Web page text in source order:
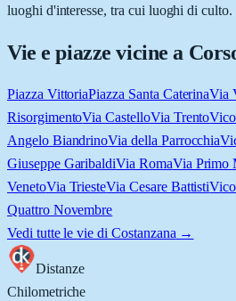
luoghi d'interesse, tra cui luoghi di culto.
Vie e piazze vicine a
Piazza VittoriaPiazza Santa CaterinaVia
RisorgimentoVia CastelloVia Trento
Angelo BiandrinoVia della Parrocchia
Giuseppe GaribaldiVia RomaVia Primo
VenetoVia TriesteVia Cesare Battisti
Quattro Novembre
Vedi tutte le vie di Costanzana →
Distanze
Chilometriche